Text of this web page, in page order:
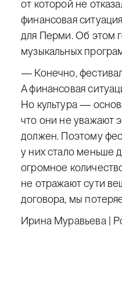
от которой не
финансовая
для Перми. Об этом
музыкальных
— Конечно,
А финансовая
Но культура —
что они не уважают
должен. Поэтому
у них стало меньше
огромное
не отражают сути
договора, мы
Ирина Муравьева |